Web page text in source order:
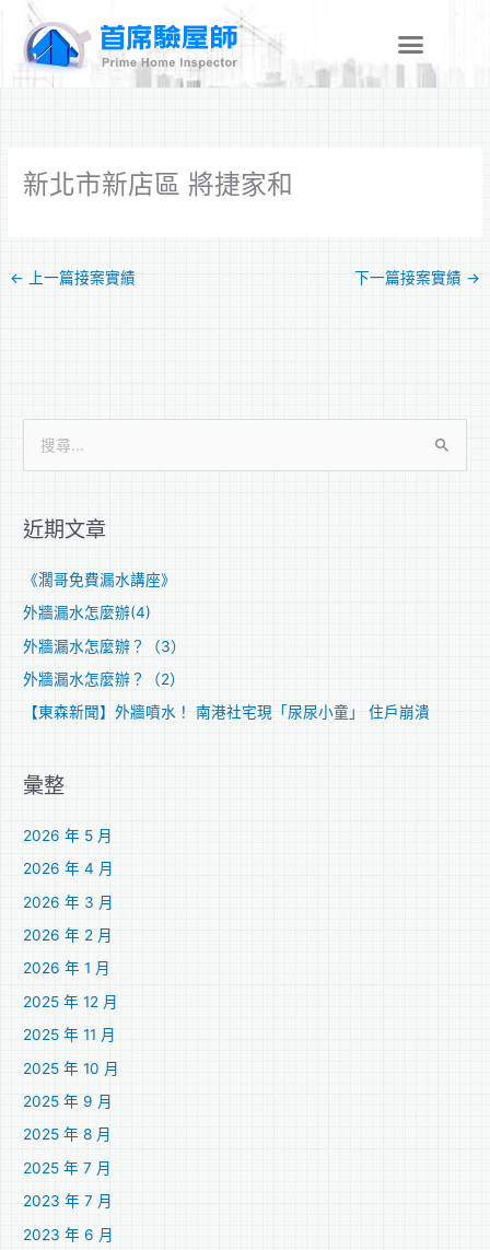
新北市新店區 將捷家和
← 上一篇接案實績 下一篇接案實績 →
鍵
近期文章
《濶哥免費漏水講座》
外牆漏水怎麼辦(4)
外牆漏水怎麼辦？（3）
外牆漏水怎麼辦？（2）
【東森新聞】外牆噴水！ 南港社宅現「尿尿小童」 住戶崩潰
彙整
2026 年 5 月
2026 年 4 月
2026 年 3 月
2026 年 2 月
2026 年 1 月
2025 年 12 月
2025 年 11 月
2025 年 10 月
2025 年 9 月
2025 年 8 月
2025 年 7 月
2023 年 7 月
2023 年 6 月